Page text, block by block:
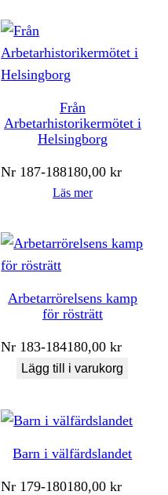
Från
Arbetarhistorikermötet i
Helsingborg
Nr 187-188180,00kr
Läs mer
Arbetarrörelsens kamp
för rösträtt
Nr 183-184180,00kr
Lägg till i varukorg
Barn i välfärdslandet
Nr 179-180180,00kr